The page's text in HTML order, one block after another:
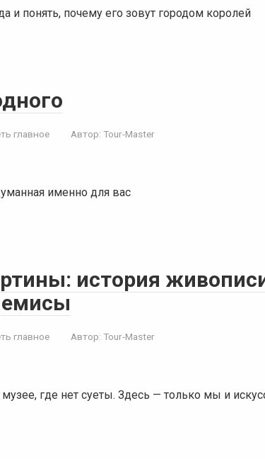
и понять, почему его зовут городом королей
главное Автор: Tour-Master
именно для вас
история
главное Автор: Tour-Master
где нет суеты. Здесь — только мы и